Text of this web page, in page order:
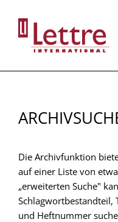
Inhalt
Die Archivfunktion
auf einer Liste von
„erweiterten Suche"
Schlagwortbestandteil,
und Heftnummer